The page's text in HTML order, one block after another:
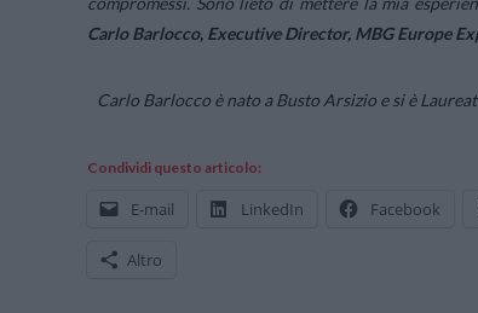
Carlo Barlocco, Executive Director, MBG Europe
Carlo Barlocco è nato a Busto Arsizio e si è
Condividi questo articolo:
E-mail LinkedIn Facebook
Altro